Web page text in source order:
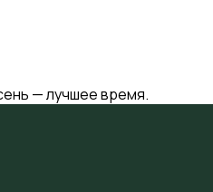
— лучшее время.